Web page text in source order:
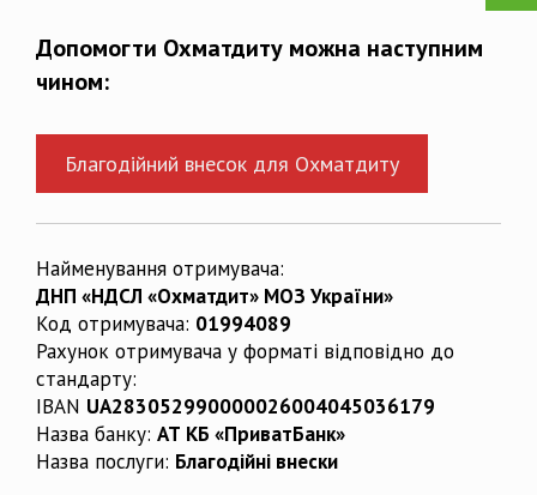
Допомогти Охматдиту можна наступним
чином:
Благодійний внесок для Охматдиту
Найменування отримувача:
ДНП «НДСЛ «Охматдит» МОЗ України»
Код отримувача: 01994089
Рахунок отримувача у форматі відповідно до
стандарту:
IBAN UA283052990000026004045036179
Назва банку: АТ КБ «ПриватБанк»
Назва послуги: Благодійні внески